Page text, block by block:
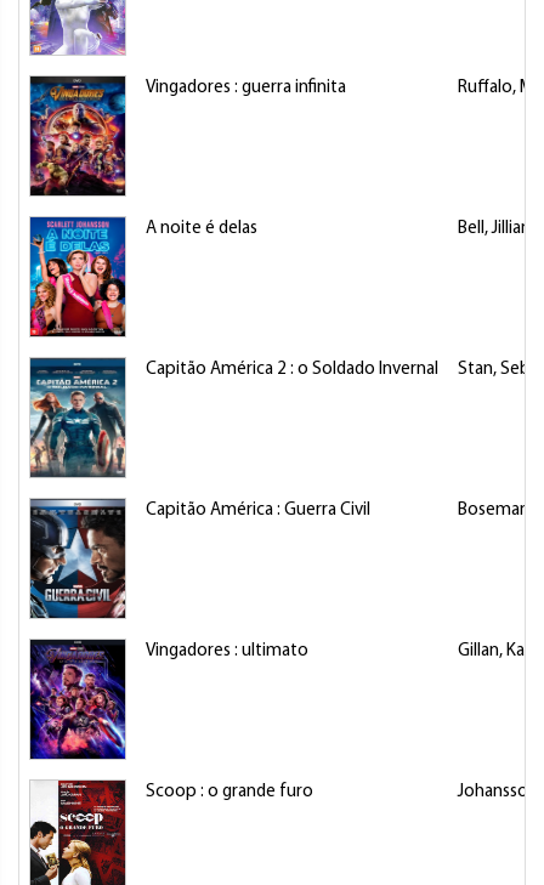
Vingadores : guerra infinita Ruffalo,
A noite é delas Bell, Jillian
Capitão América 2 : o Soldado Invernal Stan,
Capitão América : Guerra Civil Boseman,
Vingadores : ultimato Gillan,
Scoop : o grande furo